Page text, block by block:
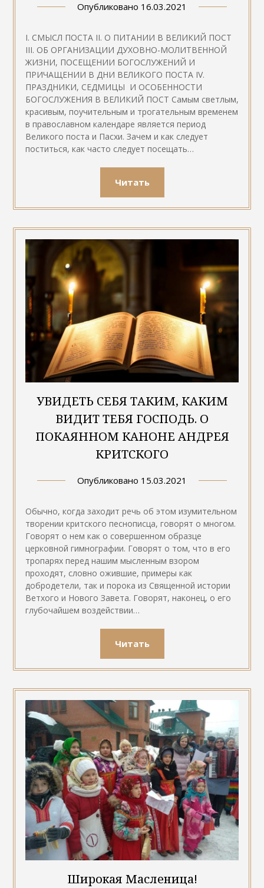
Опубликовано 16.03.2021
I. СМЫСЛ ПОСТА II. О ПИТАНИИ В ВЕЛИКИЙ ПОСТ
III. ОБ ОРГАНИЗАЦИИ ДУХОВНО-МОЛИТВЕННОЙ
ЖИЗНИ, ПОСЕЩЕНИИ БОГОСЛУЖЕНИЙ И
ПРИЧАЩЕНИИ В ДНИ ВЕЛИКОГО ПОСТА IV.
ПРАЗДНИКИ, СЕДМИЦЫ И ОСОБЕННОСТИ
БОГОСЛУЖЕНИЯ В ВЕЛИКИЙ ПОСТ Самым светлым,
красивым, поучительным и трогательным временем
в православном календаре является период
Великого поста и Пасхи. Зачем и как следует
поститься, как часто следует посещать…
Читать
УВИДЕТЬ СЕБЯ ТАКИМ, КАКИМ
ВИДИТ ТЕБЯ ГОСПОДЬ. О
ПОКАЯННОМ КАНОНЕ АНДРЕЯ
КРИТСКОГО
Опубликовано 15.03.2021
Обычно, когда заходит речь об этом изумительном
творении критского песнописца, говорят о многом.
Говорят о нем как о совершенном образце
церковной гимнографии. Говорят о том, что в его
тропарях перед нашим мысленным взором
проходят, словно ожившие, примеры как
добродетели, так и порока из Священной истории
Ветхого и Нового Завета. Говорят, наконец, о его
глубочайшем воздействии…
Читать
Широкая Масленица!